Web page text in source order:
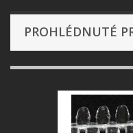
PROHLÉDNUTÉ